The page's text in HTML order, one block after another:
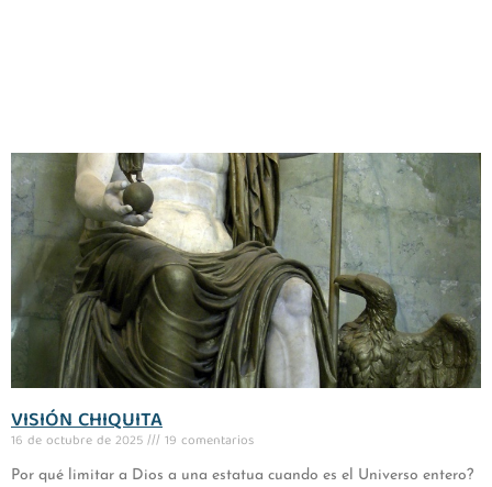
VISIÓN CHIQUITA
16 de octubre de 2025 19 comentarios
Por qué limitar a Dios a una estatua cuando es el Universo entero?